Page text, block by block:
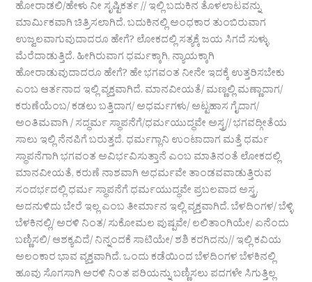
ಹೋರಾಡಲಿ/ಹೇಳು ನೀ ಸೃಷ್ಟಿಕರ್ತ // ಇಲ್ಲಿ ಬದುಕಿನ ತೊಳಲಾಟವನ್ನು
ಮಾರ್ಮಿಕವಾಗಿ ಚಿತ್ರಿಸಲಾಗಿದೆ. ಬದುಕಿನಲ್ಲಿ ಅಂಧಕಾರ ತುಂಬಿರುವಾಗ
ಉಜ್ವಲವಾಗುವುದಾದರೂ ಹೇಗೆ? ಲೋಕದಲ್ಲಿ ಸತ್ಯಕ್ಕೆ ಜಯ ಸಿಗದೆ ಸುಳ್ಳು
ಮೆರೆದಾಡುತ್ತಿದೆ. ಹೀಗಿರುವಾಗ ಧರ್ಮಕ್ಕಾಗಿ, ನ್ಯಾಯಕ್ಕಾಗಿ
ಹೋರಾಡುವುದಾದರೂ ಹೇಗೆ? ಹೇ ಭಗವಂತ ನೀನೇ ಇದಕ್ಕೆ ಉತ್ತರಿಸಬೇಕು
ಎಂಬ ಆರ್ತನಾದ ಇಲ್ಲಿ ವ್ಯಕ್ತವಾಗಿದೆ. ಮಾನವೀಯತೆ/ ಮಣ್ಣಲ್ಲಿ ಮಣ್ಣಾದಾಗ/
ಕರುಣೆಯೆಂಬ/ ಕಡಲು ಬತ್ತಿದಾಗ/ ಅಧರ್ಮಗಳು/ ಅಟ್ಟಹಾಸ ಗೈದಾಗ/
ಅಂತಿಮವಾಗಿ / ಸದ್ಧರ್ಮ ಸ್ಥಾಪನೆಗೆ/ಧರ್ಮಯುದ್ಧವೇ ಅಸ್ತ್ರ// ಭಗವದ್ಗೀತೆಯ
ಸಾಲು ಇಲ್ಲಿ ನೆನಪಿಗೆ ಬರುತ್ತದೆ. ಧರ್ಮಗ್ಲಾನಿ ಉಂಟಾದಾಗ ಮತ್ತೆ ಧರ್ಮ
ಸ್ಥಾಪನೆಗಾಗಿ ಭಗವಂತ ಅವಿರ್ಭವಿಸುತ್ತಾನೆ ಎಂಬ ಮಾತಿನಂತೆ ಲೋಕದಲ್ಲಿ
ಮಾನವೀಯತೆ, ಕರುಣೆ ನಾಶವಾಗಿ ಅಧರ್ಮವೇ ತಾಂಡವವಾಡುತ್ತಿರುವ
ಸಂದರ್ಭದಲ್ಲಿ ಧರ್ಮ ಸ್ಥಾಪನೆಗೆ ಧರ್ಮಯುದ್ಧವೇ ಪ್ರಬಲವಾದ ಅಸ್ತ್ರ.
ಅದನುಳಿದು ಬೇರೆ ಇಲ್ಲ ಎಂಬ ತೀರ್ಮಾನ ಇಲ್ಲಿ ವ್ಯಕ್ತವಾಗಿದೆ. ಬೆಳದಿಂಗಳ/ ಬೆಳ್ಳಿ
ಬೆಳಕಿನಲ್ಲಿ/ ಅರಳಿ ನಿಂತ/ ಸುಕೋಮಲ ಪುಷ್ಪವೇ/ ಲಲಿತಾಂಗಿಯೇ/ ಏನೆಂದು
ಬಣ್ಣಿಸಲಿ/ ಆಶಕ್ಯವಿದೆ/ ನಿನ್ನಂದಕೆ ಸಾಟಿಯೇ/ ಶಶಿ ಕರಗಿದನು// ಇಲ್ಲಿ ಕವಿಯ
ಅಲಂಕಾರ ಭಾವ ವ್ಯಕ್ತವಾಗಿದೆ. ಒಂದು ಕಡೆಯಿಂದ ಬೆಳದಿಂಗಳ ಬೆಳಕಿನಲ್ಲಿ
ಹೂವು ಸೊಗಸಾಗಿ ಅರಳಿ ನಿಂತ ಪರಿಯನ್ನು ಬಣ್ಣಿಸಲು ಪದಗಳೇ ಸಿಗುತ್ತಿಲ್ಲ